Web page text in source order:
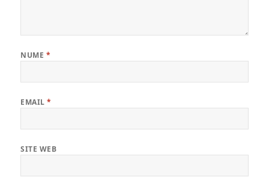
NUME *
EMAIL*
SITE WEB